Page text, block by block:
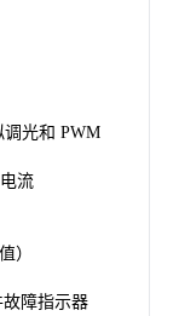
(AEC)Q100 1级标
盘）封装。
光和 PWM
流
）
障指示器